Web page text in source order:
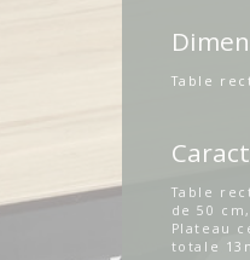
Table
Table
de 50
Plateau
totale